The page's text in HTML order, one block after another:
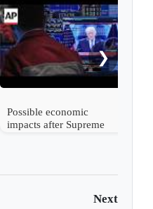
Possible economic
impacts after Supreme
❯
Next